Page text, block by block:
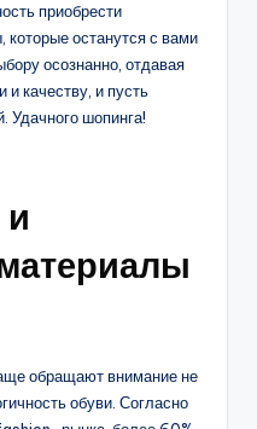
приобрести
которые останутся с вами
осознанно, отдавая
и качеству, и пусть
Удачного шопинга!
обращают внимание не
обуви. Согласно